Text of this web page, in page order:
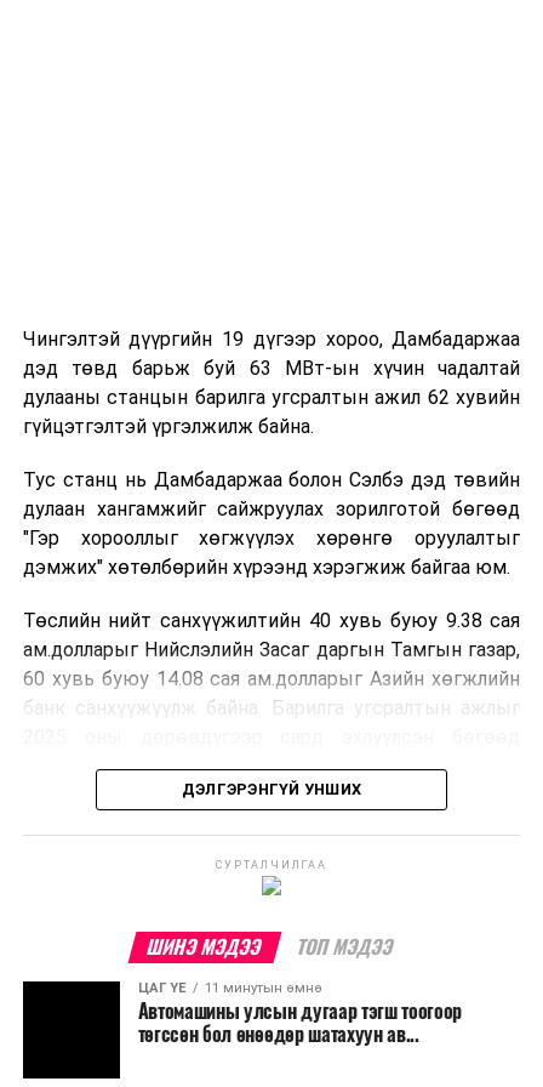
Чингэлтэй дүүргийн 19 дүгээр хороо, Дамбадаржаа
дэд төвд барьж буй 63 МВт-ын хүчин чадалтай
дулааны станцын барилга угсралтын ажил 62 хувийн
гүйцэтгэлтэй үргэлжилж байна.
Тус станц нь Дамбадаржаа болон Сэлбэ дэд төвийн
дулаан хангамжийг сайжруулах зорилготой бөгөөд
"Гэр хорооллыг хөгжүүлэх хөрөнгө оруулалтыг
дэмжих" хөтөлбөрийн хүрээнд хэрэгжиж байгаа юм.
Төслийн нийт санхүүжилтийн 40 хувь буюу 9.38 сая
ам.долларыг Нийслэлийн Засаг даргын Тамгын газар,
60 хувь буюу 14.08 сая ам.долларыг Азийн хөгжлийн
банк санхүүжүүлж байна. Барилга угсралтын ажлыг
ерөнхий гүйцэтгэгчээр "Хятадын хоёрдугаар
металлурги групп корпораци" ажиллаж байгаа аж.
нэгжийн Ерөнхий инженер Г.Жанлавцогзолын
агуулах, захиргаа, аж ахуйн байр, химийн ус
бэлтгэлийн барилга, конвейрийн байгууламж,
механик цех зэрэг үндсэн барилга байгууламжийн
ажлууд 60-аас дээш хувийн гүйцэтгэлтэй байна.
Мөн нийт 75 нэр төрлийн үндсэн болон туслах тоног
ДЭЛГЭРЭНГҮЙ УНШИХ
СУРТАЛЧИЛГАА
ШИНЭ МЭДЭЭ ТОП МЭДЭЭ
ЦАГ ҮЕ 11 минутын өмнө
Автомашины улсын дугаар тэгш тоогоор
төгссөн бол өнөөдөр шатахуун ав...